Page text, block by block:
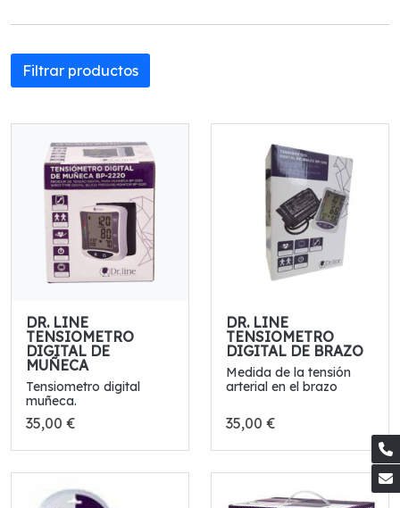
Filtrar productos
DR. LINE
TENSIOMETRO
DIGITAL DE
MUÑECA
Tensiometro digital
muñeca.
35,00 €
DR. LINE
TENSIOMETRO
DIGITAL DE BRAZO
Medida de la tensión
arterial en el brazo
35,00 €